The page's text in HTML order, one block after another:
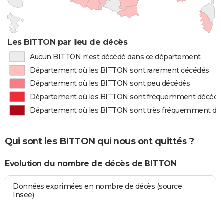
Les BITTON par lieu de décès
Aucun BITTON n'est décédé dans ce département
Département où les BITTON sont rarement décédés
Département où les BITTON sont peu décédés
Département où les BITTON sont fréquemment
Département où les BITTON sont très fréquemment
Qui sont les BITTON qui nous ont quittés ?
Evolution du nombre de décès de BITTON
Données exprimées en nombre de décès (source :
Insee)